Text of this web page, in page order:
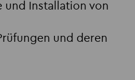
und Installation von
und deren